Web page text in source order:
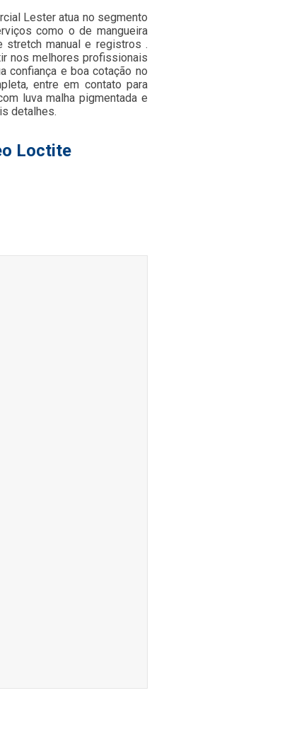
Lester atua no segmento
como o de mangueira
stretch manual e registros .
nos melhores profissionais
confiança e boa cotação no
entre em contato para
luva malha pigmentada e
detalhes.
Loctite